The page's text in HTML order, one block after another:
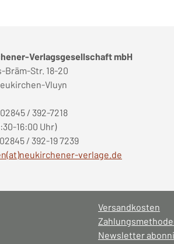
Verlagsgesellschaft mbH
Bräm-Str. 18-20
Vluyn
/ 392-7218
16:00 Uhr)
/ 392-19 7239
verlage.de
Versandkosten
Newsletter